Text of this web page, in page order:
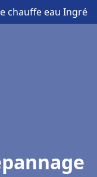
chauffe eau Ingré